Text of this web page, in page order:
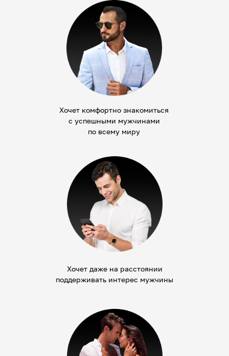
Хочет даже на расстоянии
поддерживать интерес мужчины
Хочет комфортно знакомиться
с успешными мужчинами
по всему миру